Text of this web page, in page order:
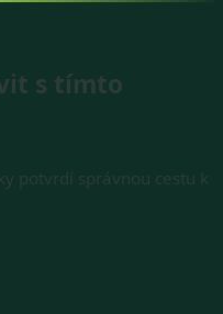
s tímto
potvrdí správnou cestu k